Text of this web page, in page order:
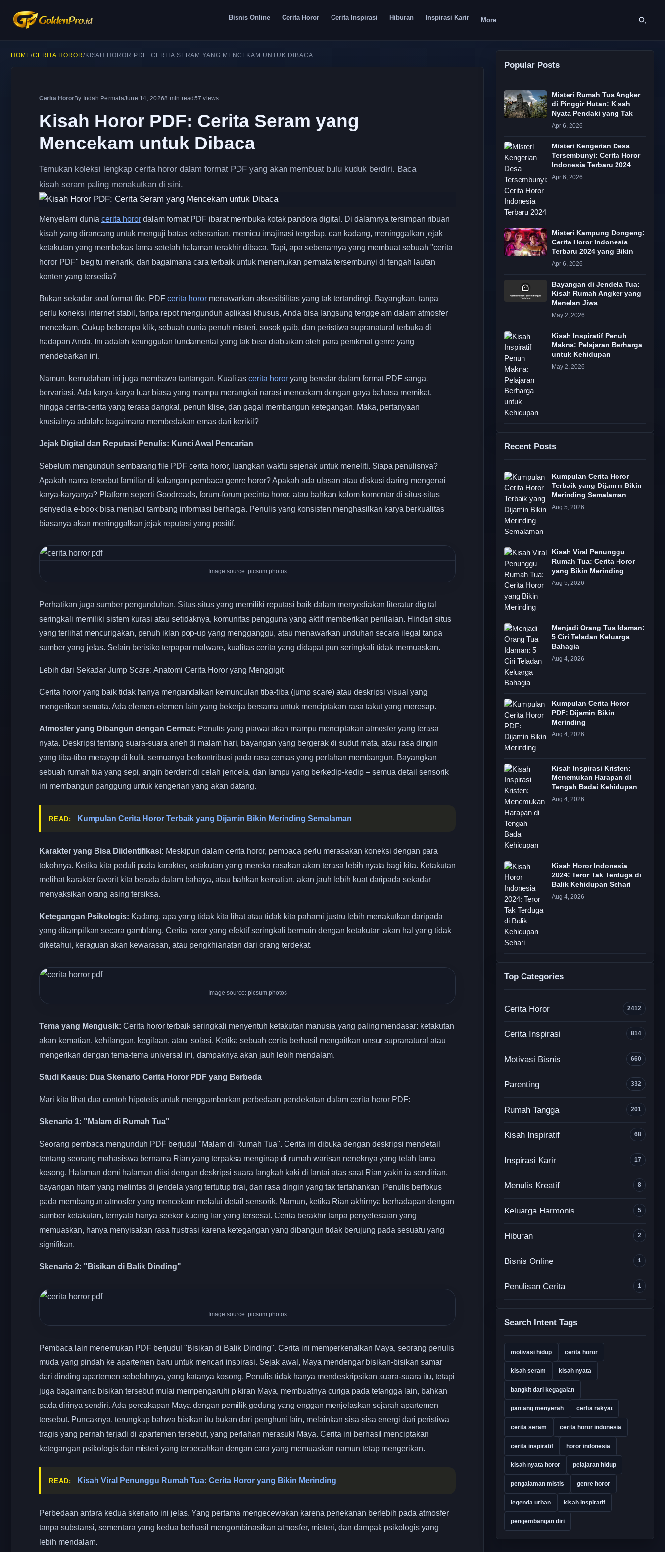
Bisnis Online Cerita Horor Cerita Inspirasi Hiburan Inspirasi Karir More
HOME/CERITA HOROR/KISAH HOROR PDF: CERITA SERAM YANG MENCEKAM UNTUK DIBACA
Cerita HororBy Indah PermataJune 14, 20268 min read 57 views
Kisah Horor PDF: Cerita Seram yang
Mencekam untuk Dibaca
Temukan koleksi lengkap cerita horor dalam format PDF yang akan membuat bulu kuduk berdiri. Baca
kisah seram paling menakutkan di sini.
Menyelami dunia cerita horor dalam format PDF ibarat membuka kotak pandora digital. Di dalamnya tersimpan ribuan
kisah yang dirancang untuk menguji batas keberanian, memicu imajinasi tergelap, dan kadang, meninggalkan jejak
ketakutan yang membekas lama setelah halaman terakhir dibaca. Tapi, apa sebenarnya yang membuat sebuah "cerita
horor PDF" begitu menarik, dan bagaimana cara terbaik untuk menemukan permata tersembunyi di tengah lautan
konten yang tersedia?
Bukan sekadar soal format file. PDF cerita horor menawarkan aksesibilitas yang tak tertandingi. Bayangkan, tanpa
perlu koneksi internet stabil, tanpa repot mengunduh aplikasi khusus, Anda bisa langsung tenggelam dalam atmosfer
mencekam. Cukup beberapa klik, sebuah dunia penuh misteri, sosok gaib, dan peristiwa supranatural terbuka di
hadapan Anda. Ini adalah keunggulan fundamental yang tak bisa diabaikan oleh para penikmat genre yang
mendebarkan ini.
Namun, kemudahan ini juga membawa tantangan. Kualitas cerita horor yang beredar dalam format PDF sangat
bervariasi. Ada karya-karya luar biasa yang mampu merangkai narasi mencekam dengan gaya bahasa memikat,
hingga cerita-cerita yang terasa dangkal, penuh klise, dan gagal membangun ketegangan. Maka, pertanyaan
krusialnya adalah: bagaimana membedakan emas dari kerikil?
Jejak Digital dan Reputasi Penulis: Kunci Awal Pencarian
Sebelum mengunduh sembarang file PDF cerita horor, luangkan waktu sejenak untuk meneliti. Siapa penulisnya?
Apakah nama tersebut familiar di kalangan pembaca genre horor? Apakah ada ulasan atau diskusi daring mengenai
karya-karyanya? Platform seperti Goodreads, forum-forum pecinta horor, atau bahkan kolom komentar di situs-situs
penyedia e-book bisa menjadi tambang informasi berharga. Penulis yang konsisten menghasilkan karya berkualitas
biasanya akan meninggalkan jejak reputasi yang positif.
Image source: picsum.photos
Perhatikan juga sumber pengunduhan. Situs-situs yang memiliki reputasi baik dalam menyediakan literatur digital
seringkali memiliki sistem kurasi atau setidaknya, komunitas pengguna yang aktif memberikan penilaian. Hindari situs
yang terlihat mencurigakan, penuh iklan pop-up yang mengganggu, atau menawarkan unduhan secara ilegal tanpa
sumber yang jelas. Selain berisiko terpapar malware, kualitas cerita yang didapat pun seringkali tidak memuaskan.
Lebih dari Sekadar Jump Scare: Anatomi Cerita Horor yang Menggigit
Cerita horor yang baik tidak hanya mengandalkan kemunculan tiba-tiba (jump scare) atau deskripsi visual yang
mengerikan semata. Ada elemen-elemen lain yang bekerja bersama untuk menciptakan rasa takut yang meresap.
Atmosfer yang Dibangun dengan Cermat: Penulis yang piawai akan mampu menciptakan atmosfer yang terasa
nyata. Deskripsi tentang suara-suara aneh di malam hari, bayangan yang bergerak di sudut mata, atau rasa dingin
yang tiba-tiba merayap di kulit, semuanya berkontribusi pada rasa cemas yang perlahan membangun. Bayangkan
sebuah rumah tua yang sepi, angin berderit di celah jendela, dan lampu yang berkedip-kedip – semua detail sensorik
ini membangun panggung untuk kengerian yang akan datang.
READ: Kumpulan Cerita Horor Terbaik yang Dijamin Bikin Merinding Semalaman
Karakter yang Bisa Diidentifikasi: Meskipun dalam cerita horor, pembaca perlu merasakan koneksi dengan para
tokohnya. Ketika kita peduli pada karakter, ketakutan yang mereka rasakan akan terasa lebih nyata bagi kita. Ketakutan
melihat karakter favorit kita berada dalam bahaya, atau bahkan kematian, akan jauh lebih kuat daripada sekadar
menyaksikan orang asing tersiksa.
Ketegangan Psikologis: Kadang, apa yang tidak kita lihat atau tidak kita pahami justru lebih menakutkan daripada
yang ditampilkan secara gamblang. Cerita horor yang efektif seringkali bermain dengan ketakutan akan hal yang tidak
diketahui, keraguan akan kewarasan, atau pengkhianatan dari orang terdekat.
Image source: picsum.photos
Tema yang Mengusik: Cerita horor terbaik seringkali menyentuh ketakutan manusia yang paling mendasar: ketakutan
akan kematian, kehilangan, kegilaan, atau isolasi. Ketika sebuah cerita berhasil mengaitkan unsur supranatural atau
mengerikan dengan tema-tema universal ini, dampaknya akan jauh lebih mendalam.
Studi Kasus: Dua Skenario Cerita Horor PDF yang Berbeda
Mari kita lihat dua contoh hipotetis untuk menggambarkan perbedaan pendekatan dalam cerita horor PDF:
Skenario 1: "Malam di Rumah Tua"
Seorang pembaca mengunduh PDF berjudul "Malam di Rumah Tua". Cerita ini dibuka dengan deskripsi mendetail
tentang seorang mahasiswa bernama Rian yang terpaksa menginap di rumah warisan neneknya yang telah lama
kosong. Halaman demi halaman diisi dengan deskripsi suara langkah kaki di lantai atas saat Rian yakin ia sendirian,
bayangan hitam yang melintas di jendela yang tertutup tirai, dan rasa dingin yang tak tertahankan. Penulis berfokus
pada membangun atmosfer yang mencekam melalui detail sensorik. Namun, ketika Rian akhirnya berhadapan dengan
sumber ketakutan, ternyata hanya seekor kucing liar yang tersesat. Cerita berakhir tanpa penyelesaian yang
memuaskan, hanya menyisakan rasa frustrasi karena ketegangan yang dibangun tidak berujung pada sesuatu yang
signifikan.
Skenario 2: "Bisikan di Balik Dinding"
Image source: picsum.photos
Pembaca lain menemukan PDF berjudul "Bisikan di Balik Dinding". Cerita ini memperkenalkan Maya, seorang penulis
muda yang pindah ke apartemen baru untuk mencari inspirasi. Sejak awal, Maya mendengar bisikan-bisikan samar
dari dinding apartemen sebelahnya, yang katanya kosong. Penulis tidak hanya mendeskripsikan suara-suara itu, tetapi
juga bagaimana bisikan tersebut mulai mempengaruhi pikiran Maya, membuatnya curiga pada tetangga lain, bahkan
pada dirinya sendiri. Ada percakapan Maya dengan pemilik gedung yang enggan menjelaskan sejarah apartemen
tersebut. Puncaknya, terungkap bahwa bisikan itu bukan dari penghuni lain, melainkan sisa-sisa energi dari peristiwa
tragis yang pernah terjadi di apartemen tersebut, yang perlahan merasuki Maya. Cerita ini berhasil menciptakan
ketegangan psikologis dan misteri yang terpecahkan dengan cara yang memuaskan namun tetap mengerikan.
READ: Kisah Viral Penunggu Rumah Tua: Cerita Horor yang Bikin Merinding
Perbedaan antara kedua skenario ini jelas. Yang pertama mengecewakan karena penekanan berlebih pada atmosfer
tanpa substansi, sementara yang kedua berhasil mengombinasikan atmosfer, misteri, dan dampak psikologis yang
lebih mendalam.
Popular Posts
Misteri Rumah Tua Angker
di Pinggir Hutan: Kisah
Nyata Pendaki yang Tak
Apr 6, 2026
Misteri Kengerian Desa
Tersembunyi: Cerita Horor
Indonesia Terbaru 2024
Apr 6, 2026
Misteri Kampung Dongeng:
Cerita Horor Indonesia
Terbaru 2024 yang Bikin
Apr 6, 2026
Bayangan di Jendela Tua:
Kisah Rumah Angker yang
Menelan Jiwa
May 2, 2026
Kisah Inspiratif Penuh
Makna: Pelajaran Berharga
untuk Kehidupan
May 2, 2026
Recent Posts
Kumpulan Cerita Horor
Terbaik yang Dijamin Bikin
Merinding Semalaman
Aug 5, 2026
Kisah Viral Penunggu
Rumah Tua: Cerita Horor
yang Bikin Merinding
Aug 5, 2026
Menjadi Orang Tua Idaman:
5 Ciri Teladan Keluarga
Bahagia
Aug 4, 2026
Kumpulan Cerita Horor
PDF: Dijamin Bikin
Merinding
Aug 4, 2026
Kisah Inspirasi Kristen:
Menemukan Harapan di
Tengah Badai Kehidupan
Aug 4, 2026
Kisah Horor Indonesia
2024: Teror Tak Terduga di
Balik Kehidupan Sehari
Aug 4, 2026
Top Categories
Cerita Horor 2412
Cerita Inspirasi 814
Motivasi Bisnis 660
Parenting 332
Rumah Tangga 201
Kisah Inspiratif 68
Inspirasi Karir 17
Menulis Kreatif 8
Keluarga Harmonis 5
Hiburan 2
Bisnis Online 1
Penulisan Cerita 1
Search Intent Tags
motivasi hidup cerita horor
kisah seram kisah nyata
bangkit dari kegagalan
pantang menyerah cerita rakyat
cerita seram cerita horor indonesia
cerita inspiratif horor indonesia
kisah nyata horor pelajaran hidup
pengalaman mistis genre horor
legenda urban kisah inspiratif
pengembangan diri